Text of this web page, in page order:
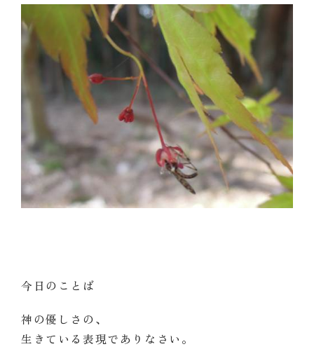
今日のことば
神の優しさの、
生きている表現でありなさい。